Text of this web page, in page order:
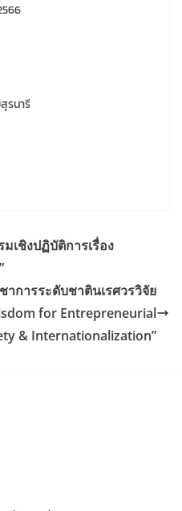
รนารี
เชิงปฏิบัติการเรื่อง
การระดับชาตินเรศวรวิจัย
for Entrepreneurial
& Internationalization”